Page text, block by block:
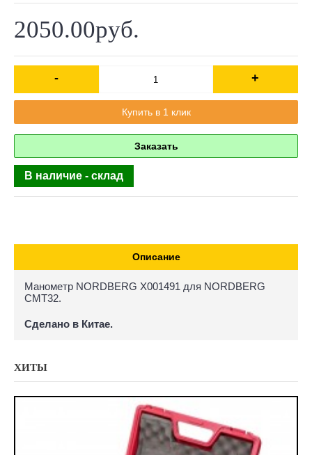
2050.00руб.
- +
Купить в 1 клик
Заказать
В наличие - склад
Описание
Манометр NORDBERG X001491 для NORDBERG
CMT32.
Сделано в Китае.
ХИТЫ